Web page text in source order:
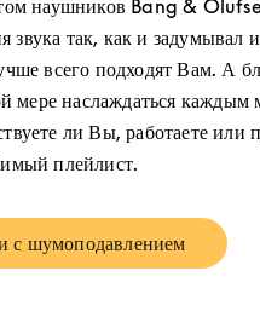
наушников Bang &
звука так, как и задумывал
всего подходят Вам. А
наслаждаться каждым
ли Вы, работаете или
плейлист.
с шумоподавлением
Link Opens in New Tab